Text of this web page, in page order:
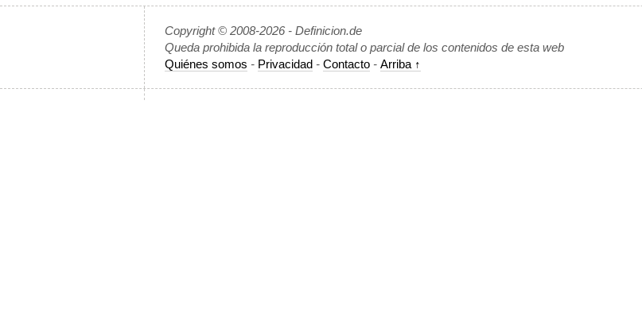
Copyright © 2008-2026 - Definicion.de
Queda prohibida la reproducción total o parcial de los contenidos de esta web
Quiénes somos - Privacidad - Contacto - Arriba ↑